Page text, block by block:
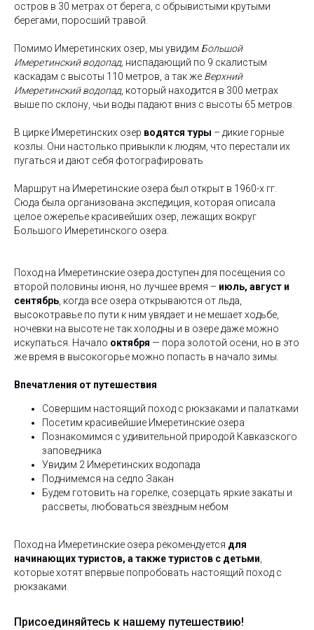
остров в 30 метрах от берега, с обрывистыми крутыми
берегами, поросший травой.
Помимо Имеретинских озер, мы увидим Большой
Имеретинский водопад, ниспадающий по 9 скалистым
каскадам с высоты 110 метров, а так же Верхний
Имеретинский водопад, который находится в 300 метрах
выше по склону, чьи воды падают вниз с высоты 65 метров.
В цирке Имеретинских озер водятся туры – дикие горные
козлы. Они настолько привыкли к людям, что перестали их
пугаться и дают себя фотографировать
Маршрут на Имеретинские озера был открыт в 1960-х гг.
Сюда была организована экспедиция, которая описала
целое ожерелье красивейших озер, лежащих вокруг
Большого Имеретинского озера.
Поход на Имеретинские озера доступен для посещения со
второй половины июня, но лучшее время – июль, август и
сентябрь, когда все озера открываются от льда,
высокотравье по пути к ним увядает и не мешает ходьбе,
ночевки на высоте не так холодны и в озере даже можно
искупаться. Начало октября — пора золотой осени, но в это
же время в высокогорье можно попасть в начало зимы.
Впечатления от путешествия
Совершим настоящий поход с рюкзаками и палатками
Посетим красивейшие Имеретинские озера
Познакомимся с удивительной природой Кавказского
заповедника
Увидим 2 Имеретинских водопада
Поднимемся на седло Закан
Будем готовить на горелке, созерцать яркие закаты и
рассветы, любоваться звёздным небом
Поход на Имеретинские озера рекомендуется для
начинающих туристов, а также туристов с детьми,
которые хотят впервые попробовать настоящий поход с
рюкзаками.
Присоединяйтесь к нашему путешествию!